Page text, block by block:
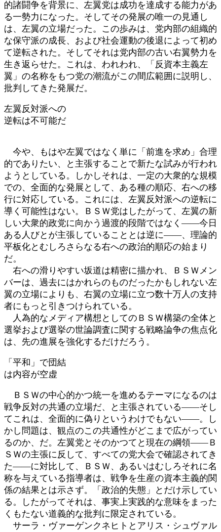
的諸闘争を背景に、左翼党は成功を達成する能力があ
る一勢力になった。そしてその発展の唯一の見通し
は、左翼の立場だった。この歩みは、党内部の組織的
な保守派の成長、および社会運動の後退によって初め
て逆転された。そしてそれは党内部の古い右翼勢力を
生き返らせた。これは、われわれ、「反資本主義左
翼」の名称をもつ党の潮流がこの間広範囲に説明し、
批判してきた発展だ。
左翼反対派への
逆転は不可能だ
今や、もはや左翼ではなく単に「前進を求め」合理
的でありたい、と主張することで新たな試みが行われ
ようとしている。しかしそれは、一定の大衆的な規模
での、全面的な発展として、ある種の順応、右への移
行に対応している。これには、左翼反対派への逆転に
導く可能性はない。ＢＳＷ党はしたがって、左翼の新
しい大衆的政党に向かう過渡的段階ではなく――今日
ある人びとが主張していることとは逆に――、理論的
平板化とむしろさらなる右への政治的順応の始まり
だ。
右への滑りやすい坂道は精密に描かれ、ＢＳＷメン
バーは、過去にはかれらのものだったかもしれない左
翼の立場によりも、右翼の立場に立つ数十万人の支持
者にもっと引きつけられている。
人為的なメディア構想としてのＢＳＷ構築の全体と
選挙および選挙の世論調査に関する戦略論争の焦点化
は、先の進展を強化するだけだろう。
「平和」で団結
は内容が空虚
ＢＳＷの中心的かつ統一を進めるテーマになるのは
戦争反対の共通の立場だ、と主張されている――そし
てこれは、全面的に偽りというわけでもない――。し
かし問題は、観点のこの共通性がどこまで広がってい
るのか、だ。左翼党とそのかつてと現在の綱領――Ｂ
ＳＷの主張に反して、すべての党大会で確認されてき
た――に対比して、ＢＳＷ、あるいはむしろそれに名
称を与えている指導者は、戦争を生産の資本主義的関
係の結果とは示さず。「政治的失態」とだけ示してい
る。したがってそれは、事実上実践的な意味をまった
くもたない道義的な批判に限定されている。
サーラ・ヴァーゲンクネヒトとアリス・シュヴァル